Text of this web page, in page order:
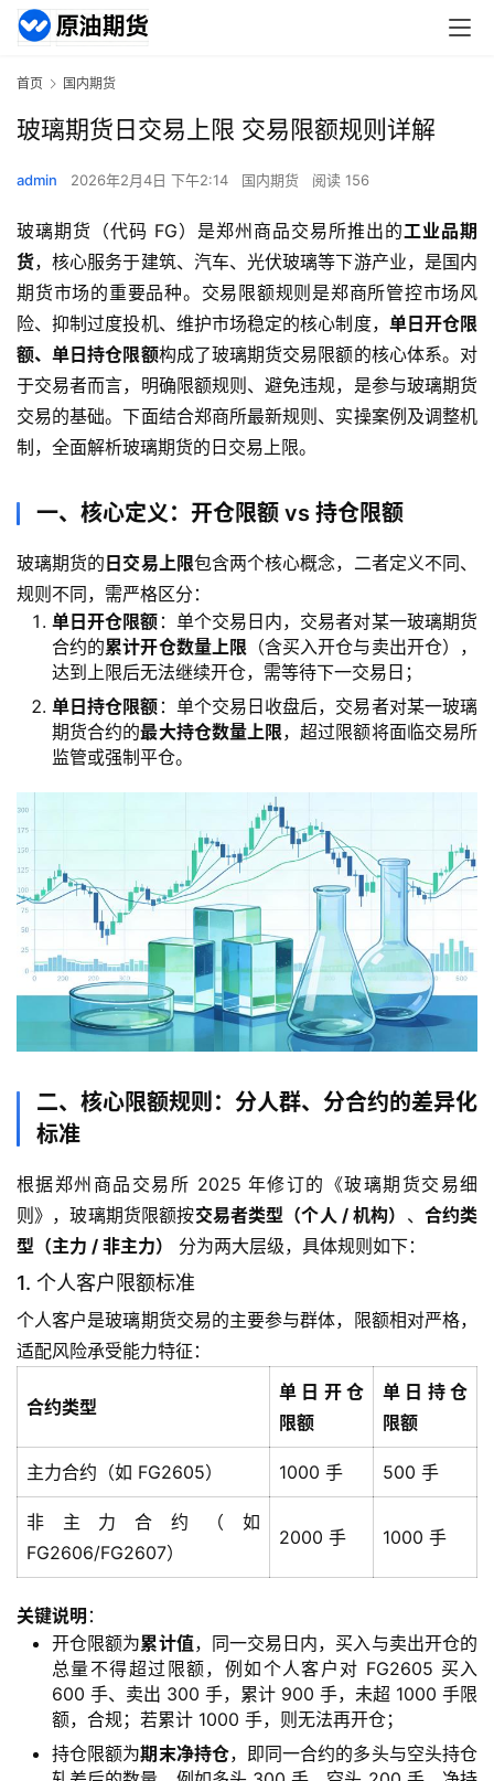
首页 国内期货
玻璃期货日交易上限 交易限额规则详解
admin 2026年2月4日 下午2:14 国内期货 阅读 156
玻璃期货（代码 FG）是郑州商品交易所推出的工业品期
货，核心服务于建筑、汽车、光伏玻璃等下游产业，是国内
期货市场的重要品种。交易限额规则是郑商所管控市场风
险、抑制过度投机、维护市场稳定的核心制度， 单日开仓限
额、单日持仓限额构成了玻璃期货交易限额的核心体系。对
于交易者而言，明确限额规则、避免违规，是参与玻璃期货
交易的基础。下面结合郑商所最新规则、实操案例及调整机
制，全面解析玻璃期货的日交易上限。
一、核心定义：开仓限额 vs 持仓限额
玻璃期货的 日交易上限包含两个核心概念，二者定义不同、
规则不同，需严格区分：
单日开仓限额 ：单个交易日内，交易者对某一玻璃期货
合约的累计开仓数量上限 （含买入开仓与卖出开仓），
达到上限后无法继续开仓，需等待下一交易日；
单日持仓限额 ：单个交易日收盘后，交易者对某一玻璃
期货合约的最大持仓数量上限，超过限额将面临交易所
监管或强制平仓。
二、核心限额规则：分人群、分合约的差异化
标准
根据郑州商品交易所 2025 年修订的《玻璃期货交易细
则》，玻璃期货限额按交易者类型（个人 / 机构） 、 合约类
型（主力 / 非主力）
分为两大层级，具体规则如下：
1. 个人客户限额标准
个人客户是玻璃期货交易的主要参与群体，限额相对严格，
适配风险承受能力特征：
合约类型
单日开仓
限额
单日持仓
限额
主力合约（如 FG2605） 1000 手 500 手
非主力合约（如
FG2606/FG2607）
2000 手 1000 手
关键说明 ：
开仓限额为累计值，同一交易日内，买入与卖出开仓的
总量不得超过限额，例如个人客户对 FG2605 买入
600 手、卖出 300 手，累计 900 手，未超 1000 手限
额，合规；若累计 1000 手，则无法再开仓；
持仓限额为期末净持仓，即同一合约的多头与空头持仓